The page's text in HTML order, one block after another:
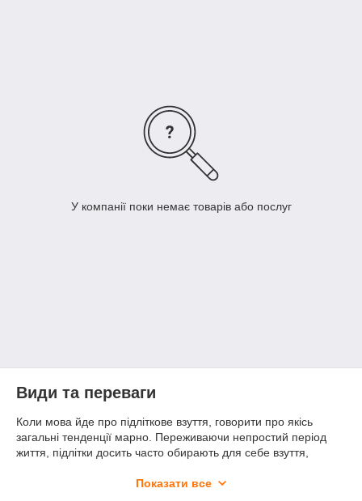
У компанії поки немає товарів або послуг
Види та переваги
Коли мова йде про підліткове взуття, говорити про якісь
загальні тенденції марно. Переживаючи непростий період
життя, підлітки досить часто обирають для себе взуття,
реалізуватись за рахунок стилю.
Показати все